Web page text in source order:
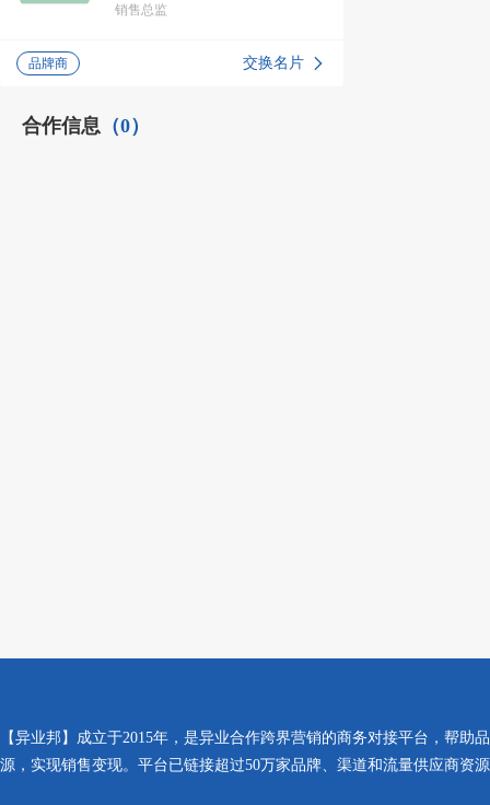
销售总监
品牌商 交换名片
合作信息 （0）
【异业邦】成立于2015年，是异业合作跨界营销的商务对接平台，帮助
源，实现销售变现。平台已链接超过50万家品牌、渠道和流量供应商资